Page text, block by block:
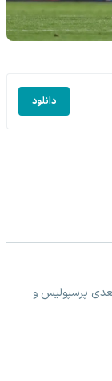
دانلود
پرسپولیس و